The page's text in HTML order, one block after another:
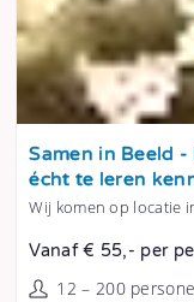
Tonen
Samen in Beeld
écht te leren
Wij komen op locatie
Vanaf € 55,- per
12 – 200